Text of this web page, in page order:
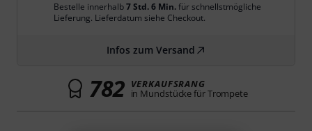
Bestelle innerhalb7 Std. 6 Min.für schnellstmögliche
Lieferung. Lieferdatum siehe Checkout.
Infos zum Versand
782 VERKAUFSRANG
in Mundstücke für Trompete